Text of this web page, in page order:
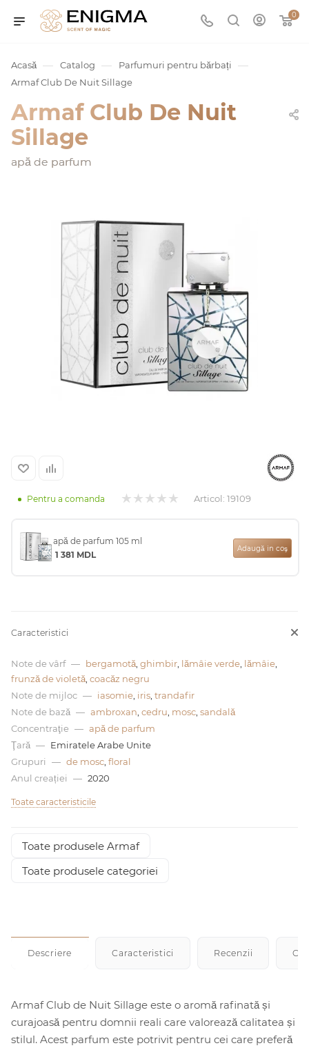
0
vândute
Acasă — Catalog — Parfumuri pentru bărbați —
Armaf Club De Nuit Sillage
Armaf Club De Nuit
Sillage
apă de parfum
Pentru a comanda Articol: 19109
apă de parfum 105 ml
1 381 MDL
Adaugă in coş
Caracteristici
Note de vârf — bergamotă ghimbir lămâie verde lămâie
frunză de violetă coacăz negru
Note de mijloc — iasomie iris trandafir
Note de bază — ambroxan cedru mosc sandală
Concentraţie — apă de parfum
Ţară — Emiratele Arabe Unite
Grupuri
— de mosc floral
Anul creației
— 2020
Toate caracteristicile
Toate produsele Armaf
Toate produsele categoriei
Descriere Caracteristici Recenzii
Armaf Club de Nuit Sillage este o aromă rafinată și
curajoasă pentru domnii reali care valorează calitatea și
stilul. Acest parfum este potrivit pentru cei care preferă